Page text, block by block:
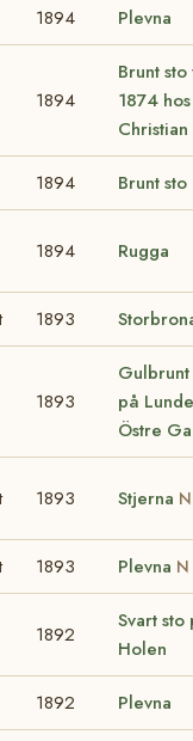
1894 Plevna
1894
Brunt
1874 hos
Christian
1894 Brunt sto
1894 Rugga
1893
1893
Gulbrunt
på
Östre
1893 Stjerna
1893 Plevna
1892
Svart sto
Holen
1892 Plevna